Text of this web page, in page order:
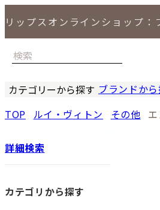
リップスオンラインショップ：
カテゴリーから探す ブランドか
TOP ルイ・ヴィトン その他
詳細検索
カテゴリから探す